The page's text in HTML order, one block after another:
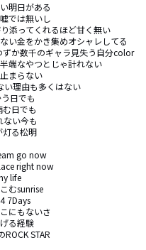
明日がある
では無いし
添ってくれるほど甘く無い
い金をかき集めオシャレしてる
か数千のギャラ見失う自分color
端なやつとじゃ計れない
まらない
い理由も多くはない
日でも
日でも
い今も
灯る松明
go now
right now
life
むsunrise
7Days
にもないさ
る経験
STAR